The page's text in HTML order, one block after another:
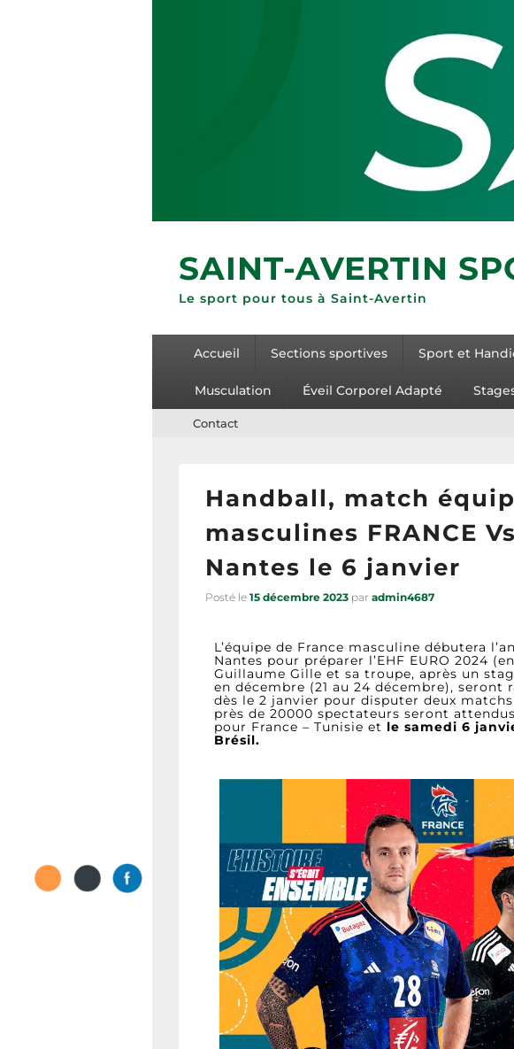
SAINT-AVERTIN
Le sport pour tous à Saint-Avertin
Accueil Sections sportives Sport et
Musculation Éveil Corporel Adapté
Contact
Handball, match
masculines FRANCE
Nantes le 6 janvier
Posté le 15 décembre 2023 par admin4687
L’équipe de France masculine débutera
Nantes pour préparer l’EHF EURO 2024
Guillaume Gille et sa troupe, après un
en décembre (21 au 24 décembre), seront
dès le 2 janvier pour disputer deux matchs
près de 20000 spectateurs seront
pour France – Tunisie et le samedi 6
Brésil.